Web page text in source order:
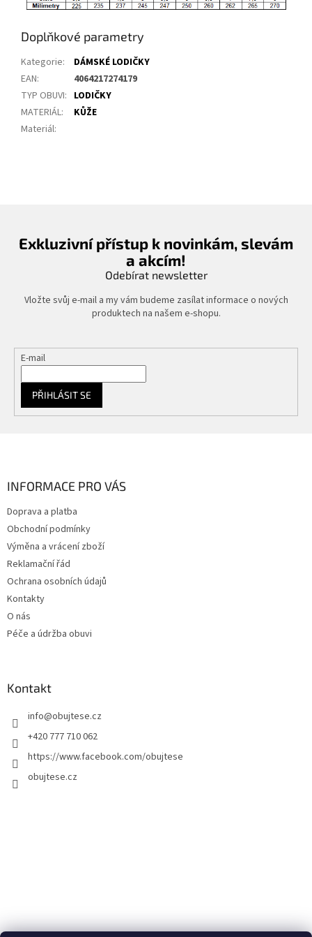
Doplňkové parametry
Kategorie:
DÁMSKÉ LODIČKY
EAN:
4064217274179
TYP OBUVI: LODIČKY
MATERIÁL:
KŮŽE
Materiál:
Exkluzivní přístup k novinkám, slevám
a akcím!
Odebírat newsletter
Vložte svůj e-mail a my vám budeme zasílat informace o nových
produktech na našem e-shopu.
E-mail
PŘIHLÁSIT SE
INFORMACE PRO VÁS
Doprava a platba
Obchodní podmínky
Výměna a vrácení zboží
Reklamační řád
Ochrana osobních údajů
Kontakty
O nás
Péče a údržba obuvi
Kontakt
info@obujtese.cz
+420 777 710 062
https://www.facebook.com/obujtese
obujtese.cz